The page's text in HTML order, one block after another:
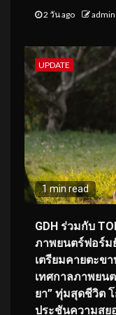
2 วัน ago admin
UPDATE
1 min read
GDH ร่วมกับ
ภาพยนตร์ฟอร์ม
เตรียมคายตะข
เทศกาลภาพยน
ยา” ทุ่มสุดชีวิต
ประชันความสย